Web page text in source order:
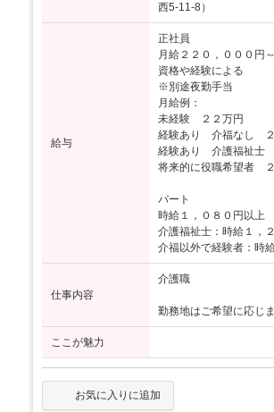
西5-11-8）
給与
正社員
月給２２０，０００円
資格や経験による
※別途夜勤手当
月給例：
未経験 ２２万円
経験あり 介福なし ２
経験あり 介護福祉士
将来的に役職希望者
パート
時給１，０８０円以上
介護福祉士：時給１，
介福以外で経験者：時
仕事内容
介護職
勤務地はご希望に応じ
ここが魅力
お気に入りに追加